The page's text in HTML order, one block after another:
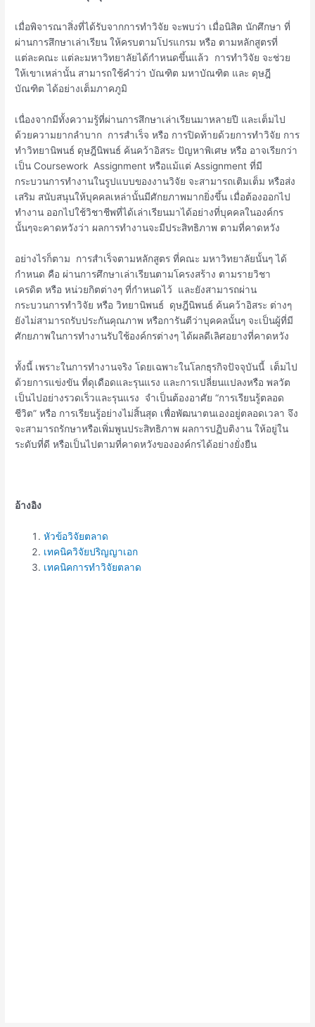
เมื่อพิจารณาสิ่งที่ได้รับจากการทำวิจัย จะพบว่า เมื่อนิสิต นักศึกษา ที่
ผ่านการสึกษาเล่าเรียน ให้ครบตามโปรแกรม หรือ ตามหลักสูตรที่
แต่ละคณะ แต่ละมหาวิทยาลัยได้กำหนดขึ้นแล้ว การทำวิจัย จะช่วย
ให้เขาเหล่านั้น สามารถใช้คำว่า บัณฑิต มหาบัณฑิต และ ดุษฎี
บัณฑิต ได้อย่างเต็มภาคภูมิ
เนื่องจากมีทั้งความรู้ที่ผ่านการสึกษาเล่าเรียนมาหลายปี และเต็มไป
ด้วยความยากลำบาก การสำเร็จ หรือ การปิดท้ายด้วยการทำวิจัย การ
ทำวิทยานิพนธ์ ดุษฎีนิพนธ์ ค้นคว้าอิสระ ปัญหาพิเศษ หรือ อาจเรียกว่า
เป็น Coursework Assignment หรือแม้แต่ Assignment ที่มี
กระบวนการทำงานในรูปแบบของงานวิจัย จะสามารถเติมเต็ม หรือส่ง
เสริม สนับสนุนให้บุคคลเหล่านั้นมีศักยภาพมากยิ่งขึ้น เมื่อต้องออกไป
ทำงาน ออกไปใช้วิชาชีพที่ได้เล่าเรียนมาได้อย่างที่บุคคลในองค์กร
นั้นๆจะคาดหวังว่า ผลการทำงานจะมีประสิทธิภาพ ตามที่คาดหวัง
อย่างไรก็ตาม การสำเร็จตามหลักสูตร ที่คณะ มหาวิทยาลัยนั้นๆ ได้
กำหนด คือ ผ่านการศึกษาเล่าเรียนตามโครงสร้าง ตามรายวิชา
เครดิต หรือ หน่วยกิตต่างๆ ที่กำหนดไว้ และยังสามารถผ่าน
กระบวนการทำวิจัย หรือ วิทยานิพนธ์ ดุษฎีนิพนธ์ ค้นคว้าอิสระ ต่างๆ
ยังไม่สามารถรับประกันคุณภาพ หรือการันตีว่าบุคคลนั้นๆ จะเป็นผู้ที่มี
ศักยภาพในการทำงานรับใช้องค์กรต่างๆ ได้ผลดีเลิศอยางที่คาดหวัง
ทั้งนี้ เพราะในการทำงานจริง โดยเฉพาะในโลกธุรกิจปัจจุบันนี้ เต็มไป
ด้วยการแข่งขัน ที่ดุเดือดและรุนแรง และการเปลี่ยนแปลงหรือ พลวัต
เป็นไปอย่างรวดเร็วและรุนแรง จำเป็นต้องอาศัย “การเรียนรู้ตลอด
ชีวิต” หรือ การเรียนรู้อย่างไม่สิ้นสุด เพื่อพัฒนาตนเองอยู่ตลอดเวลา จึง
จะสามารถรักษาหรือเพิ่มพูนประสิทธิภาพ ผลการปฏิบติงาน ให้อยู่ใน
ระดับที่ดี หรือเป็นไปตามที่คาดหวังขององค์กรได้อย่างยั่งยืน
อ้างอิง
หัวข้อวิจัยตลาด
เทคนิควิจัยปริญญาเอก
เทคนิคการทำวิจัยตลาด